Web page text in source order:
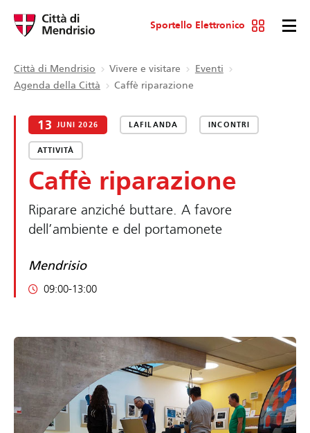
Sportello Elettronico
Città di Mendrisio Vivere e visitare
Eventi
Agenda della Città
Caffè riparazione
13 JUNI 2026 LAFILANDA INCONTRI
ATTIVITÀ
Caffè riparazione
Riparare anziché buttare. A favore
dell’ambiente e del portamonete
Mendrisio
09:00-13:00